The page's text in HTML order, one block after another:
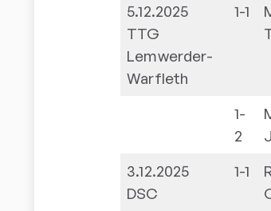
5.12.2025
TTG
Lemwerder-
Warfleth
1-1
1-
2
3.12.2025
DSC
1-1